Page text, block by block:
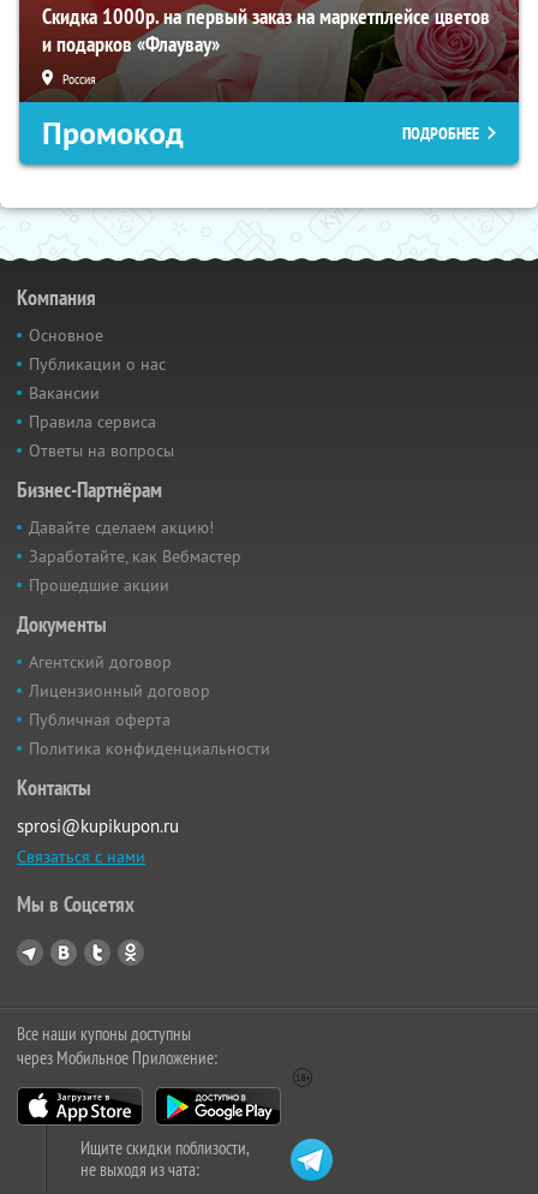
Скидка 1000р. на первый заказ на маркетплейсе цветов
и подарков «Флаувау»
Россия
Промокод ПОДРОБНЕЕ
Компания
Основное
Публикации о нас
Вакансии
Правила сервиса
Ответы на вопросы
Бизнес-Партнёрам
Давайте сделаем акцию!
Заработайте, как Вебмастер
Прошедшие акции
Документы
Агентский договор
Лицензионный договор
Публичная оферта
Политика конфиденциальности
Контакты
sprosi@kupikupon.ru
Связаться с нами
Мы в Соцсетях
Все наши купоны доступны
через Мобильное Приложение:
Ищите скидки поблизости,
не выходя из чата: